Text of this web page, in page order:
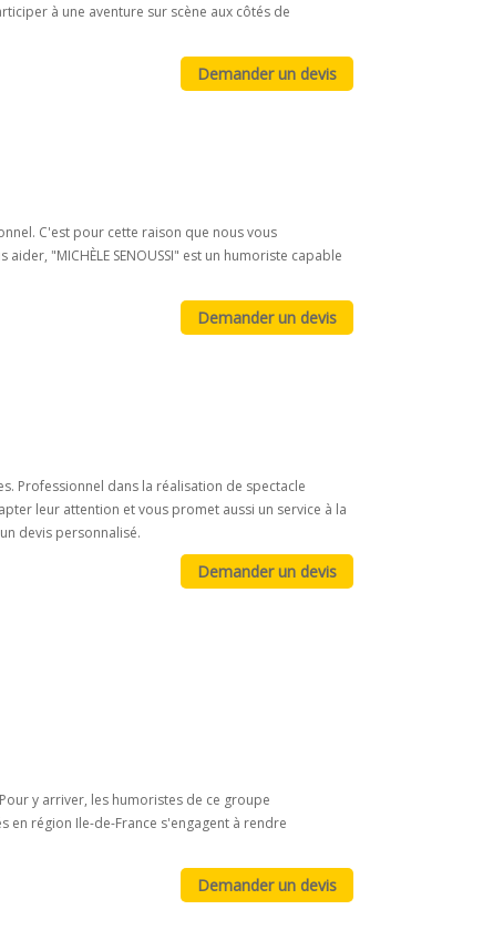
à une aventure sur scène aux côtés de
C'est pour cette raison que nous vous
"MICHÈLE SENOUSSI" est un humoriste capable
Professionnel dans la réalisation de spectacle
leur attention et vous promet aussi un service à la
devis personnalisé.
y arriver, les humoristes de ce groupe
en région Ile-de-France s'engagent à rendre